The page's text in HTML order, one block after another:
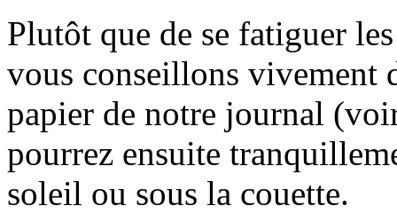
Plutôt que de se fatiguer
vous conseillons vivement
papier de notre journal
pourrez ensuite
soleil ou sous la couette.